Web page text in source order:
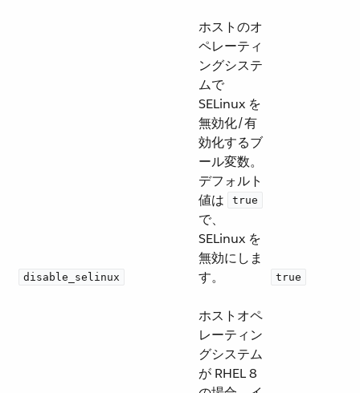
disable_selinux
ホストのオ
ペレーティ
ングシステ
ムで
SELinux を
無効化/有
効化するブ
ール変数。
デフォルト
値は ​
true
で、
SELinux を
無効にしま
す。
ホストオペ
レーティン
グシステム
が RHEL 8
true